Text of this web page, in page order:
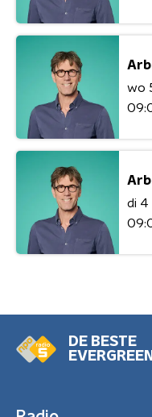
wo
di 4
DE BESTE